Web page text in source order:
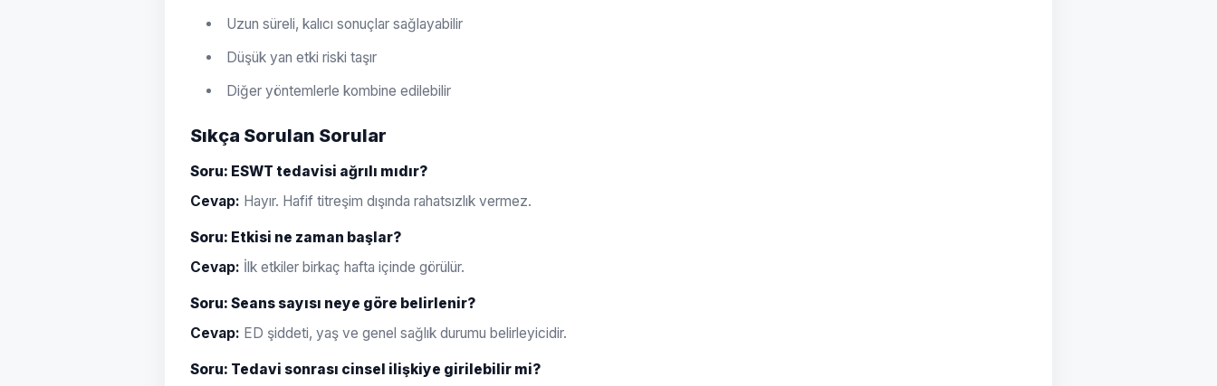
Uzun süreli, kalıcı sonuçlar sağlayabilir
Düşük yan etki riski taşır
Diğer yöntemlerle kombine edilebilir
Sıkça Sorulan Sorular
Soru: ESWT tedavisi ağrılı mıdır?
Cevap: Hayır. Hafif titreşim dışında rahatsızlık vermez.
Soru: Etkisi ne zaman başlar?
Cevap: İlk etkiler birkaç hafta içinde görülür.
Soru: Seans sayısı neye göre belirlenir?
Cevap: ED şiddeti, yaş ve genel sağlık durumu belirleyicidir.
Soru: Tedavi sonrası cinsel ilişkiye girilebilir mi?